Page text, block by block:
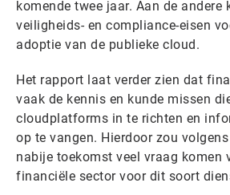
komende twee jaar. Aan de andere
veiligheids- en compliance-eisen
adoptie van de publieke cloud.
Het rapport laat verder zien dat
vaak de kennis en kunde missen
cloudplatforms in te richten en
op te vangen. Hierdoor zou
nabije toekomst veel vraag komen
financiële sector voor dit soort